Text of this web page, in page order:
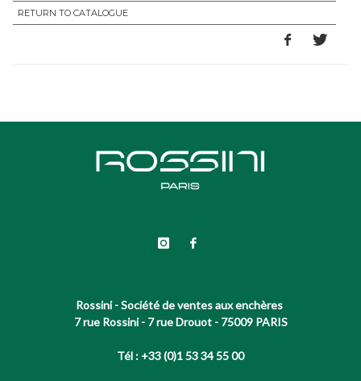
RETURN TO CATALOGUE
Rossini - Société de ventes aux enchères
7 rue Rossini - 7 rue Drouot - 75009 PARIS
Tél : +33 (0)1 53 34 55 00